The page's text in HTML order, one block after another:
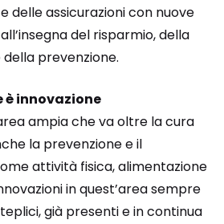
delle assicurazioni con nuove
del risparmio, della
prevenzione.
è innovazione
ampia che va oltre la cura
la prevenzione e il
attività fisica, alimentazione
in quest’area sempre
già presenti e in continua